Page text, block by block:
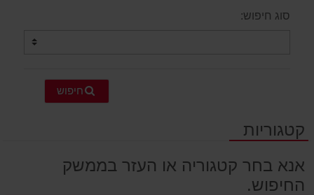
סוג חיפוש:
חיפוש
קטגוריות
אנא בחר קטגוריה או העזר בממשק
החיפוש.